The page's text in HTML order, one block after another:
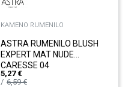
KAMENO RUMENILO
ASTRA RUMENILO BLUSH
EXPERT MAT NUDE
CARESSE 04
5,27 €
6,59€